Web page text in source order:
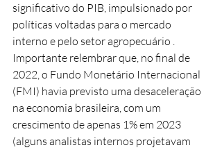
significativo do PIB, impulsionado por
políticas voltadas para o mercado
interno e pelo setor agropecuário .
Importante relembrar que, no final de
2022, o Fundo Monetário Internacional
(FMI) havia previsto uma desaceleração
na economia brasileira, com um
crescimento de apenas 1% em 2023
(alguns analistas internos projetavam